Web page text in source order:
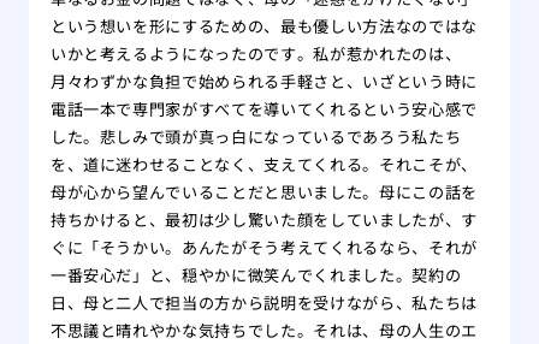
という想いを形にするための、最も優しい方法なのではな
いかと考えるようになったのです。私が惹かれたのは、
月々わずかな負担で始められる手軽さと、いざという時に
電話一本で専門家がすべてを導いてくれるという安心感で
した。悲しみで頭が真っ白になっているであろう私たち
を、道に迷わせることなく、支えてくれる。それこそが、
母が心から望んでいることだと思いました。母にこの話を
持ちかけると、最初は少し驚いた顔をしていましたが、す
ぐに「そうかい。あんたがそう考えてくれるなら、それが
一番安心だ」と、穏やかに微笑んでくれました。契約の
日、母と二人で担当の方から説明を受けながら、私たちは
不思議と晴れやかな気持ちでした。それは、母の人生のエ